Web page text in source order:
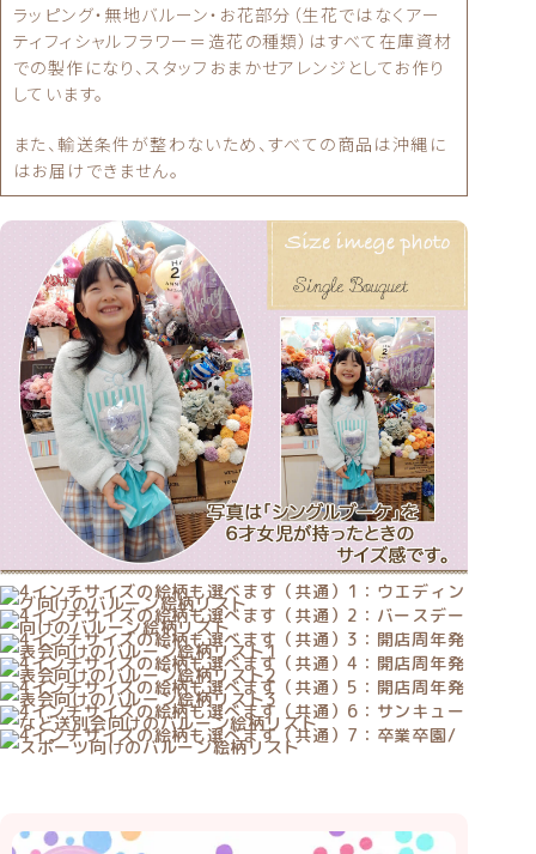
ラッピング・無地バルーン・お花部分（生花ではなくアー
ティフィシャルフラワー＝造花の種類）はすべて在庫資材
での製作になり、スタッフおまかせアレンジとしてお作り
しています。
また、輸送条件が整わないため、すべての商品は沖縄に
はお届けできません。